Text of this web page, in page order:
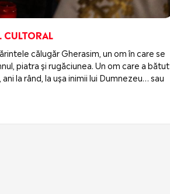
CULTORAL
călugăr Gherasim, un om în care se
piatra și rugăciunea. Un om care a bătut
la rând, la ușa inimii lui Dumnezeu… sau